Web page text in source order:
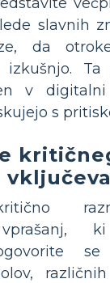
slavnih
da
izkušnjo.
v
s